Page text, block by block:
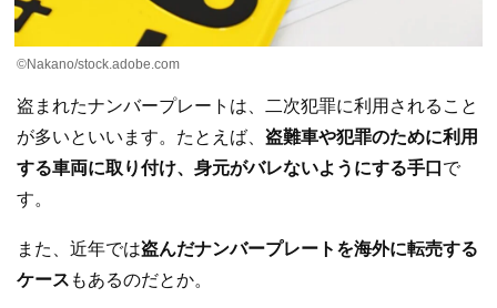
©︎Nakano/stock.adobe.com
盗まれたナンバープレートは、二次犯罪に利用されること
が多いといいます。たとえば、 盗難車や犯罪のために利用
する車両に取り付け、身元がバレないようにする手口 で
す。
また、近年では盗んだナンバープレートを海外に転売する
ケース もあるのだとか。